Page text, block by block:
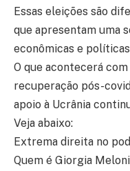
Essas eleições são
que apresentam uma
econômicas e
O que acontecerá
recuperação pós-
apoio à Ucrânia
Veja abaixo:
Extrema direita no
Quem é Giorgia